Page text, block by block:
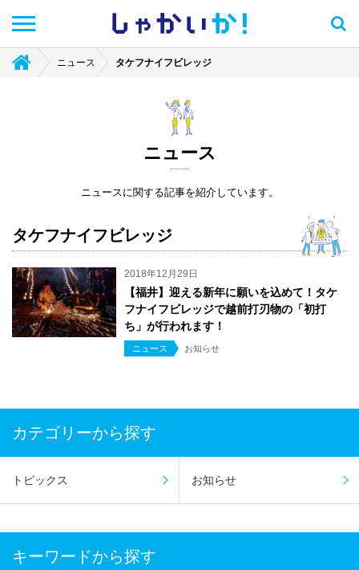
しゃかい か！
ニュース タケフナイフビレッジ
ニュース
ニュースに関する記事を紹介しています。
タケフナイフビレッジ
2018年12月29日
【福井】迎える新年に願いを込めて！タケ
フナイフビレッジで越前打刃物の「初打
ち」が行われます！
ニュース お知らせ
カテゴリーから探す
トピックス お知らせ
キーワードから探す